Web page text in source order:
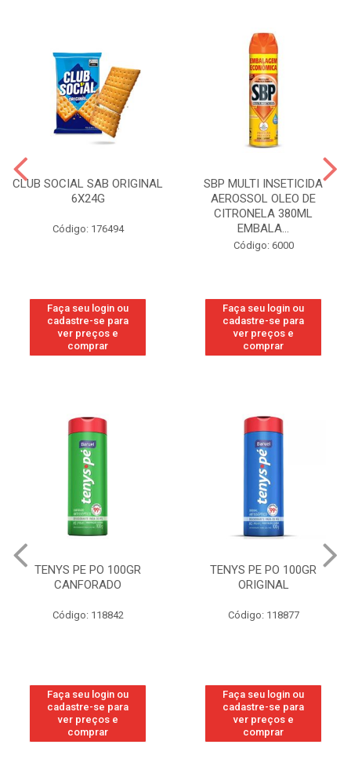
CLUB SOCIAL SAB ORIGINAL
6X24G
Código: 176494
Faça seu login ou
cadastre-se para
ver preços e
comprar
SBP MULTI INSETICIDA
AEROSSOL OLEO DE
CITRONELA 380ML
EMBALA...
Código: 6000
Faça seu login ou
cadastre-se para
ver preços e
comprar
TENYS PE PO 100GR
CANFORADO
Código: 118842
Faça seu login ou
cadastre-se para
ver preços e
comprar
TENYS PE PO 100GR
ORIGINAL
Código: 118877
Faça seu login ou
cadastre-se para
ver preços e
comprar